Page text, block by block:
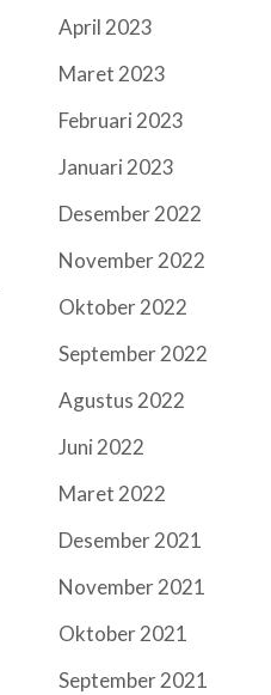
April 2023
Maret 2023
Februari 2023
Januari 2023
Desember 2022
November 2022
Oktober 2022
September 2022
Agustus 2022
Juni 2022
Maret 2022
Desember 2021
November 2021
Oktober 2021
September 2021